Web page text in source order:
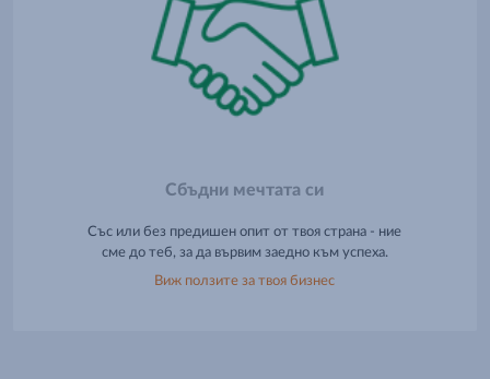
Сбъдни мечтата си
Със или без предишен опит от твоя страна - ние
сме до теб, за да вървим заедно към успеха.
Виж ползите за твоя бизнес